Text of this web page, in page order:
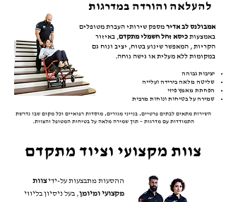
להעלאה והורדה במדרגות
אמבולנס לב אדיר מספק שירותי העברת מטופלים
באמצעות כיסא זחל חשמלי מתקדם, באיזור
הקריות , המאפשר שינוע בטוח, יציב ונוח גם
במקומות ללא מעלית או גישה נוחה.
יציבות גבוהה
שליטה מלאה בירידה ועלייה
הפחתת מאמץ פיזי
שמירה על בטיחות ונוחות מרבית
השירות מתאים לבתים פרטיים, בנייני מגורים, מוסדות רפואיים וכל מקום שבו נדרשת
התמודדות עם מדרגות – תוך שמירה מלאה על בטיחות המטופל והצוות.
צוות מקצועי וציוד מתקדם
ההסעות מתבצעות על-ידיצוות
מקצועי ומיומן, בעל ניסיון בליווי